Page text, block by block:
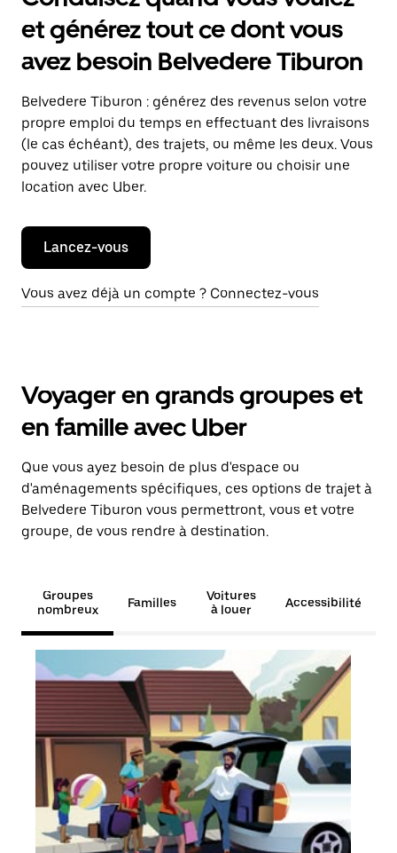
et générez tout ce dont vous
avez besoin Belvedere Tiburon
Belvedere Tiburon : générez des revenus selon votre
propre emploi du temps en effectuant des livraisons
(le cas échéant), des trajets, ou même les deux. Vous
pouvez utiliser votre propre voiture ou choisir une
location avec Uber.
Lancez-vous
Vous avez déjà un compte ? Connectez-vous
Voyager en grands groupes et
en famille avec Uber
Que vous ayez besoin de plus d'espace ou
d'aménagements spécifiques, ces options de trajet à
Belvedere Tiburon vous permettront, vous et votre
groupe, de vous rendre à destination.
Groupes
nombreux
Familles
Voitures
à louer
Accessibilité